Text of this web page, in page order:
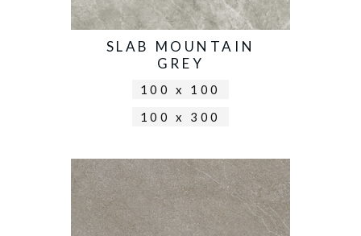
SLAB MOUNTAIN
GREY
100 x 100
100 x 300